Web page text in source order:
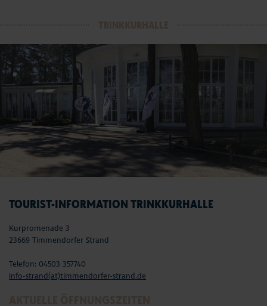
TOURIST-INFORMATION TRINKKURHALLE
Kurpromenade 3
23669 Timmendorfer Strand
Telefon: 04503 357740
info-strand(at)timmendorfer-strand.de